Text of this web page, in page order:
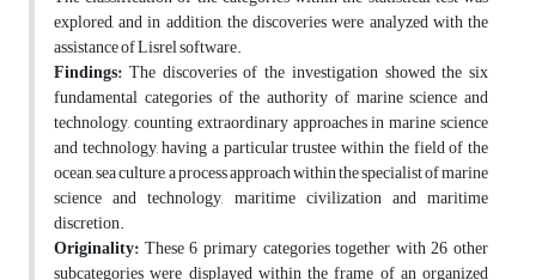
explored, and in addition, the discoveries were analyzed with the
assistance of Lisrel software.
Findings: The discoveries of the investigation showed the six
fundamental categories of the authority of marine science and
technology, counting extraordinary approaches in marine science
and technology, having a particular trustee within the field of the
ocean, sea culture, a process approach within the specialist of marine
science and technology, maritime civilization and maritime
discretion.
Originality:These 6 primary categories together with 26 other